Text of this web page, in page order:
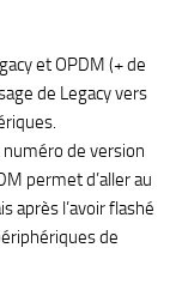
et OPDM (+ de
de Legacy vers
de version
permet d’aller au
après l’avoir flashé
de